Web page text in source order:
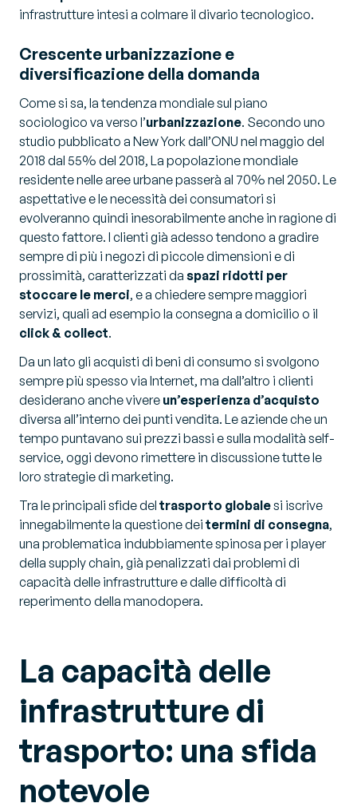
infrastrutture intesi a colmare il divario tecnologico.
Crescente urbanizzazione e
diversificazione della domanda
Come si sa, la tendenza mondiale sul piano
sociologico va verso l’urbanizzazione. Secondo uno
studio pubblicato a New York dall’ONU nel maggio del
2018 dal 55% del 2018, La popolazione mondiale
residente nelle aree urbane passerà al 70% nel 2050. Le
aspettative e le necessità dei consumatori si
evolveranno quindi inesorabilmente anche in ragione di
questo fattore. I clienti già adesso tendono a gradire
sempre di più i negozi di piccole dimensioni e di
prossimità, caratterizzati da spazi ridotti per
stoccare le merci, e a chiedere sempre maggiori
servizi, quali ad esempio la consegna a domicilio o il
click & collect.
Da un lato gli acquisti di beni di consumo si svolgono
sempre più spesso via Internet, ma dall’altro i clienti
desiderano anche vivere un’esperienza d’acquisto
diversa all’interno dei punti vendita. Le aziende che un
tempo puntavano sui prezzi bassi e sulla modalità self-
service, oggi devono rimettere in discussione tutte le
loro strategie di marketing.
Tra le principali sfide del trasporto globalesi iscrive
innegabilmente la questione dei termini di consegna,
una problematica indubbiamente spinosa per i player
della supply chain, già penalizzati dai problemi di
capacità delle infrastrutture e dalle difficoltà di
reperimento della manodopera.
La capacità delle
infrastrutture di
trasporto: una sfida
notevole